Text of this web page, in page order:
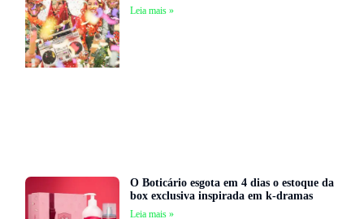
Leia mais »
O Boticário esgota em 4 dias o estoque da
box exclusiva inspirada em k-dramas
Leia mais »